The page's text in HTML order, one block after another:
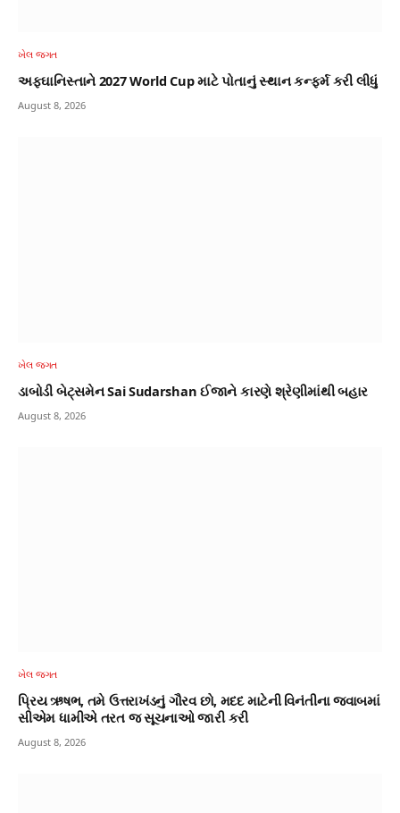
ખેલ જગત
અફઘાનિસ્તાને 2027 World Cup માટે પોતાનું સ્થાન કન્ફર્મ કરી લીધું
August 8, 2026
ખેલ જગત
ડાબોડી બેટ્‌સમેન Sai Sudarshan ઈજાને કારણે શ્રેણીમાંથી બહાર
August 8, 2026
ખેલ જગત
પ્રિય ઋષભ, તમે ઉત્તરાખંડનું ગૌરવ છો, મદદ માટેની વિનંતીના જવાબમાં
સીએમ ધામીએ તરત જ સૂચનાઓ જારી કરી
August 8, 2026